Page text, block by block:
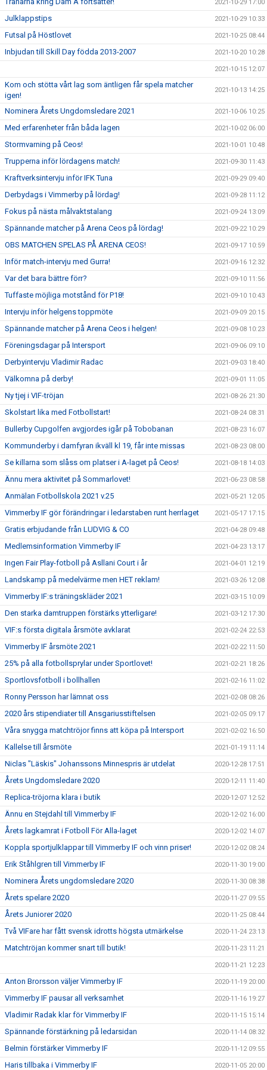
2021-10-29 17:00
Julklappstips 2021-10-29 10:33
Futsal på Höstlovet 2021-10-25 08:44
Inbjudan till Skill Day födda 2013-2007 2021-10-20 10:28
2021-10-15 12:07
Kom och stötta vårt lag som äntligen får spela matcher
igen!
2021-10-13 14:25
Nominera Årets Ungdomsledare 2021 2021-10-06 10:25
Med erfarenheter från båda lagen 2021-10-02 06:00
Stormvarning på Ceos! 2021-10-01 10:48
Trupperna inför lördagens match! 2021-09-30 11:43
Kraftverksintervju inför IFK Tuna 2021-09-29 09:40
Derbydags i Vimmerby på lördag! 2021-09-28 11:12
Fokus på nästa målvaktstalang 2021-09-24 13:09
Spännande matcher på Arena Ceos på lördag! 2021-09-22 10:29
OBS MATCHEN SPELAS PÅ ARENA CEOS! 2021-09-17 10:59
Inför match-intervju med Gurra! 2021-09-16 12:32
Var det bara bättre förr? 2021-09-10 11:56
Tuffaste möjliga motstånd för P18! 2021-09-10 10:43
Intervju inför helgens toppmöte 2021-09-09 20:15
Spännande matcher på Arena Ceos i helgen! 2021-09-08 10:23
Föreningsdagar på Intersport 2021-09-06 09:10
Derbyintervju Vladimir Radac 2021-09-03 18:40
Välkomna på derby! 2021-09-01 11:05
Ny tjej i VIF-tröjan 2021-08-26 21:30
Skolstart lika med Fotbollstart! 2021-08-24 08:31
Bullerby Cupgolfen avgjordes igår på Tobobanan 2021-08-23 16:07
Kommunderby i damfyran ikväll kl 19, får inte missas 2021-08-23 08:00
Se killarna som slåss om platser i A-laget på Ceos! 2021-08-18 14:03
Ännu mera aktivitet på Sommarlovet! 2021-06-23 08:58
Anmälan Fotbollskola 2021 v.25 2021-05-21 12:05
Vimmerby IF gör förändringar i ledarstaben runt herrlaget 2021-05-17 17:15
Gratis erbjudande från LUDVIG & CO 2021-04-28 09:48
Medlemsinformation Vimmerby IF 2021-04-23 13:17
Ingen Fair Play-fotboll på Asllani Court i år 2021-04-01 12:19
Landskamp på medelvärme men HET reklam! 2021-03-26 12:08
Vimmerby IF:s träningskläder 2021 2021-03-15 10:09
Den starka damtruppen förstärks ytterligare! 2021-03-12 17:30
VIF:s första digitala årsmöte avklarat 2021-02-24 22:53
Vimmerby IF årsmöte 2021 2021-02-22 11:50
25% på alla fotbollsprylar under Sportlovet! 2021-02-21 18:26
Sportlovsfotboll i bollhallen 2021-02-16 11:02
Ronny Persson har lämnat oss 2021-02-08 08:26
2020 års stipendiater till Ansgariusstiftelsen 2021-02-05 09:17
Våra snygga matchtröjor finns att köpa på Intersport 2021-02-02 16:50
Kallelse till årsmöte 2021-01-19 11:14
Niclas "Läskis" Johanssons Minnespris är utdelat 2020-12-28 17:51
Årets Ungdomsledare 2020 2020-12-11 11:40
Replica-tröjorna klara i butik 2020-12-07 12:52
Ännu en Stejdahl till Vimmerby IF 2020-12-02 16:00
Årets lagkamrat i Fotboll För Alla-laget 2020-12-02 14:07
Koppla sportjulklappar till Vimmerby IF och vinn priser! 2020-12-02 08:24
Erik Ståhlgren till Vimmerby IF 2020-11-30 19:00
Nominera Årets ungdomsledare 2020 2020-11-30 08:38
Årets spelare 2020 2020-11-27 09:55
Årets Juniorer 2020 2020-11-25 08:44
Två VIFare har fått svensk idrotts högsta utmärkelse 2020-11-24 23:13
Matchtröjan kommer snart till butik! 2020-11-23 11:21
2020-11-21 12:23
Anton Brorsson väljer Vimmerby IF 2020-11-19 20:00
Vimmerby IF pausar all verksamhet 2020-11-16 19:27
Vladimir Radak klar för Vimmerby IF 2020-11-15 15:14
Spännande förstärkning på ledarsidan 2020-11-14 08:32
Belmin förstärker Vimmerby IF 2020-11-12 09:55
Haris tillbaka i Vimmerby IF 2020-11-05 20:00